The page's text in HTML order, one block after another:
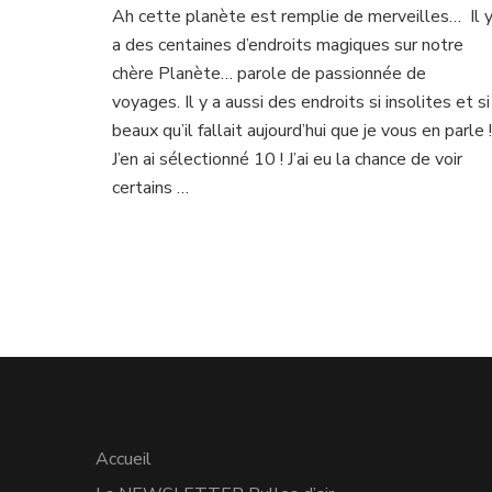
plages
si
étranges
Ah cette planète est remplie de merveilles… Il y
a des centaines d’endroits magiques sur notre
chère Planète… parole de passionnée de
voyages. Il y a aussi des endroits si insolites et si
beaux qu’il fallait aujourd’hui que je vous en parle !
J’en ai sélectionné 10 ! J’ai eu la chance de voir
certains …
Accueil